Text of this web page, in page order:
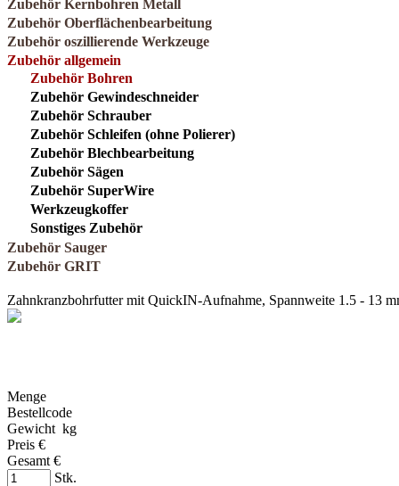
Zubehör Kernbohren Metall
Zubehör Oberflächenbearbeitung
Zubehör oszillierende Werkzeuge
Zubehör allgemein
Zubehör Bohren
Zubehör Gewindeschneider
Zubehör Schrauber
Zubehör Schleifen (ohne Polierer)
Zubehör Blechbearbeitung
Zubehör Sägen
Zubehör SuperWire
Werkzeugkoffer
Sonstiges Zubehör
Zubehör Sauger
Zubehör GRIT
Zahnkranzbohrfutter mit QuickIN-Aufnahme, Spannweite 1.5 - 13
Menge
Bestellcode
Gewicht kg
Preis €
Gesamt €
Stk.